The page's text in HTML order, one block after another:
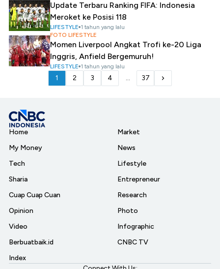
Update Terbaru Ranking FIFA: Indonesia
Meroket ke Posisi 118
LIFESTYLE 1 tahun yang lalu
FOTO LIFESTYLE
Momen Liverpool Angkat Trofi ke-20 Liga
Inggris, Anfield Bergemuruh!
LIFESTYLE 1 tahun yang lalu
1 2 3 4 ... 37
Home
My Money
Tech
Sharia
Cuap Cuap Cuan
Opinion
Video
Berbuatbaik.id
Index
Market
News
Lifestyle
Entrepreneur
Research
Photo
Infographic
CNBC TV